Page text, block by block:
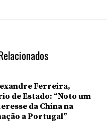
Ferreira,
de Estado: “Noto um
da China na
a Portugal”